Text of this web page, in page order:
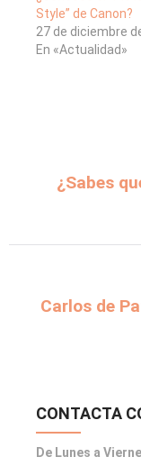
Style” de Canon?
27 de diciembre
En «Actualidad»
¿Sabes
Carlos de
CONTACTA
De Lunes a